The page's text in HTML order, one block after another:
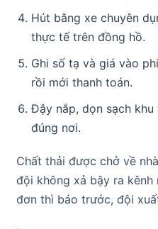
Hút bằng xe chuyên
thực tế trên đồng hồ.
Ghi số tạ và giá vào
rồi mới thanh toán.
Đậy nắp, dọn sạch
đúng nơi.
Chất thải được chở về
đội không xả bậy ra kênh
đơn thì báo trước, đội